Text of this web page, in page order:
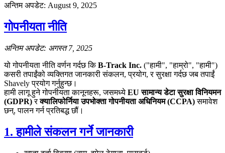
अन्तिम अपडेट: August 9, 2025
गोपनीयता नीति
अन्तिम अपडेट: अगस्त 7, 2025
यो गोपनीयता नीति वर्णन गर्दछ किB-Track Inc. ("हामी", "हाम्रो", "हामी")
कसरी तपाईंको व्यक्तिगत जानकारी संकलन, प्रयोग, र सुरक्षा गर्दछ जब तपाईं
Shavely प्रयोग गर्नुहुन्छ।
हामी लागू हुने गोपनीयता कानूनहरू, जसमध्ये EU सामान्य डेटा सुरक्षा विनियमन
(GDPR)रक्यालिफोर्निया उपभोक्ता गोपनीयता अधिनियम (CCPA)समावेश
छन्, पालन गर्न प्रतिबद्ध छौं।
1. हामीले संकलन गर्ने जानकारी